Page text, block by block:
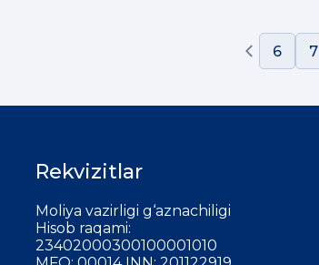
6 7
Rekvizitlar
Moliya vazirligi g‘aznachiligi
Hisob raqami:
23402000300100001010